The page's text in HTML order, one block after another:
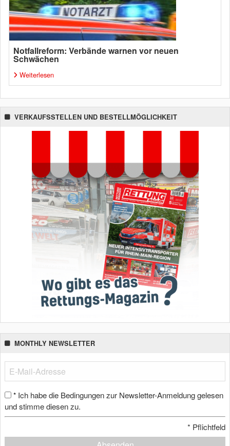
Notfallreform: Verbände warnen vor neuen
Schwächen
Weiterlesen
VERKAUFSSTELLEN UND BESTELLMÖGLICHKEIT
MONTHLY NEWSLETTER
* Ich habe die Bedingungen zur Newsletter-Anmeldung gelesen
und stimme diesen zu.
* Pflichtfeld